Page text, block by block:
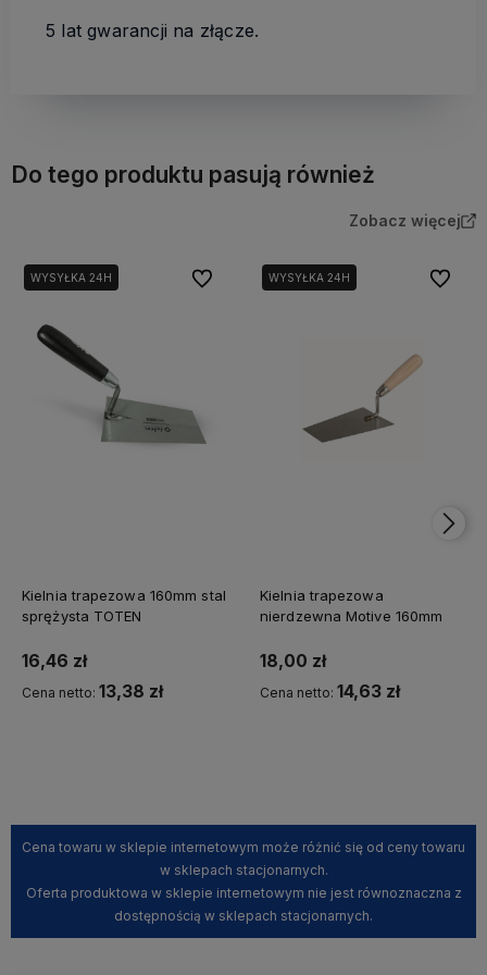
5 lat gwarancji na złącze.
Do tego produktu pasują również
Zobacz więcej
WYSYŁKA 24H
Kielnia trapezowa 160mm stal
sprężysta TOTEN
16,46 zł
Cena netto: 13,38 zł
Do ulubionychWYSYŁKA 24H
Kielnia trapezowa
nierdzewna Motive 160mm
18,00 zł
Cena netto: 14,63 zł
Do
Cena towaru w sklepie internetowym może różnić się od ceny towaru
w sklepach stacjonarnych.
Oferta produktowa w sklepie internetowym nie jest równoznaczna z
dostępnością w sklepach stacjonarnych.